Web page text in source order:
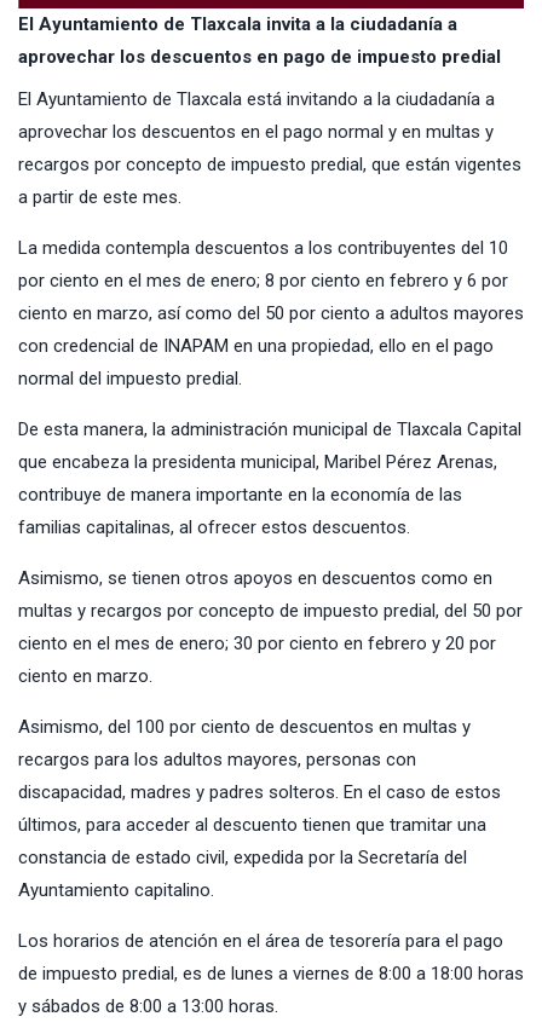
El Ayuntamiento de Tlaxcala invita a la ciudadanía a
aprovechar los descuentos en pago de impuesto predial
El Ayuntamiento de Tlaxcala está invitando a la ciudadanía a
aprovechar los descuentos en el pago normal y en multas y
recargos por concepto de impuesto predial, que están vigentes
a partir de este mes.
La medida contempla descuentos a los contribuyentes del 10
por ciento en el mes de enero; 8 por ciento en febrero y 6 por
ciento en marzo, así como del 50 por ciento a adultos mayores
con credencial de INAPAM en una propiedad, ello en el pago
normal del impuesto predial.
De esta manera, la administración municipal de Tlaxcala Capital
que encabeza la presidenta municipal, Maribel Pérez Arenas,
contribuye de manera importante en la economía de las
familias capitalinas, al ofrecer estos descuentos.
Asimismo, se tienen otros apoyos en descuentos como en
multas y recargos por concepto de impuesto predial, del 50 por
ciento en el mes de enero; 30 por ciento en febrero y 20 por
ciento en marzo.
Asimismo, del 100 por ciento de descuentos en multas y
recargos para los adultos mayores, personas con
discapacidad, madres y padres solteros. En el caso de estos
últimos, para acceder al descuento tienen que tramitar una
constancia de estado civil, expedida por la Secretaría del
Ayuntamiento capitalino.
Los horarios de atención en el área de tesorería para el pago
de impuesto predial, es de lunes a viernes de 8:00 a 18:00 horas
y sábados de 8:00 a 13:00 horas.